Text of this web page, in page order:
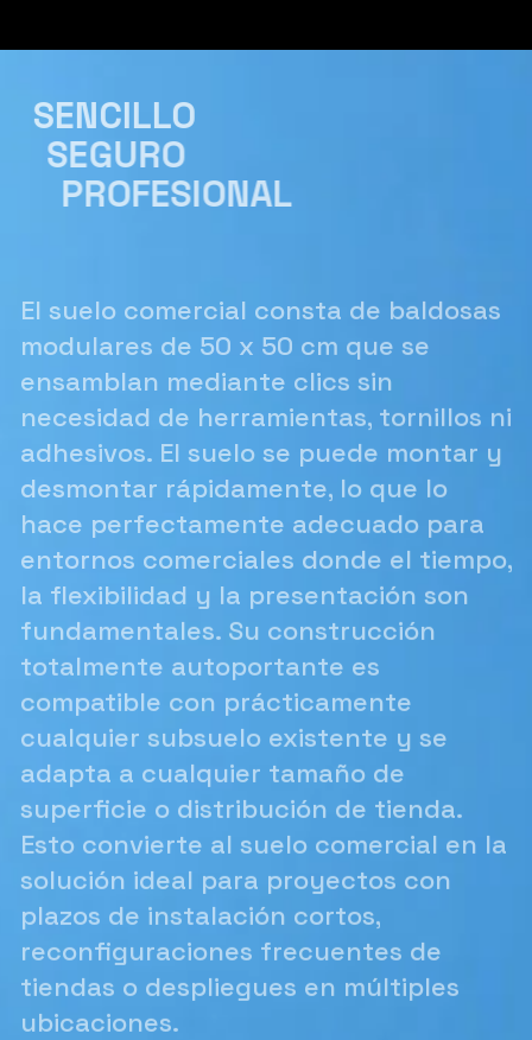
o
a
c
SENCILLO
SEGURO
PROFESIONAL
El suelo comercial consta de baldosas
modulares de 50 x 50 cm que se
ensamblan mediante clics sin
necesidad de herramientas, tornillos ni
adhesivos. El suelo se puede montar y
desmontar rápidamente, lo que lo
hace perfectamente adecuado para
entornos comerciales donde el tiempo,
la flexibilidad y la presentación son
fundamentales. Su construcción
totalmente autoportante es
compatible con prácticamente
cualquier subsuelo existente y se
adapta a cualquier tamaño de
superficie o distribución de tienda.
Esto convierte al suelo comercial en la
solución ideal para proyectos con
plazos de instalación cortos,
reconfiguraciones frecuentes de
tiendas o despliegues en múltiples
ubicaciones.